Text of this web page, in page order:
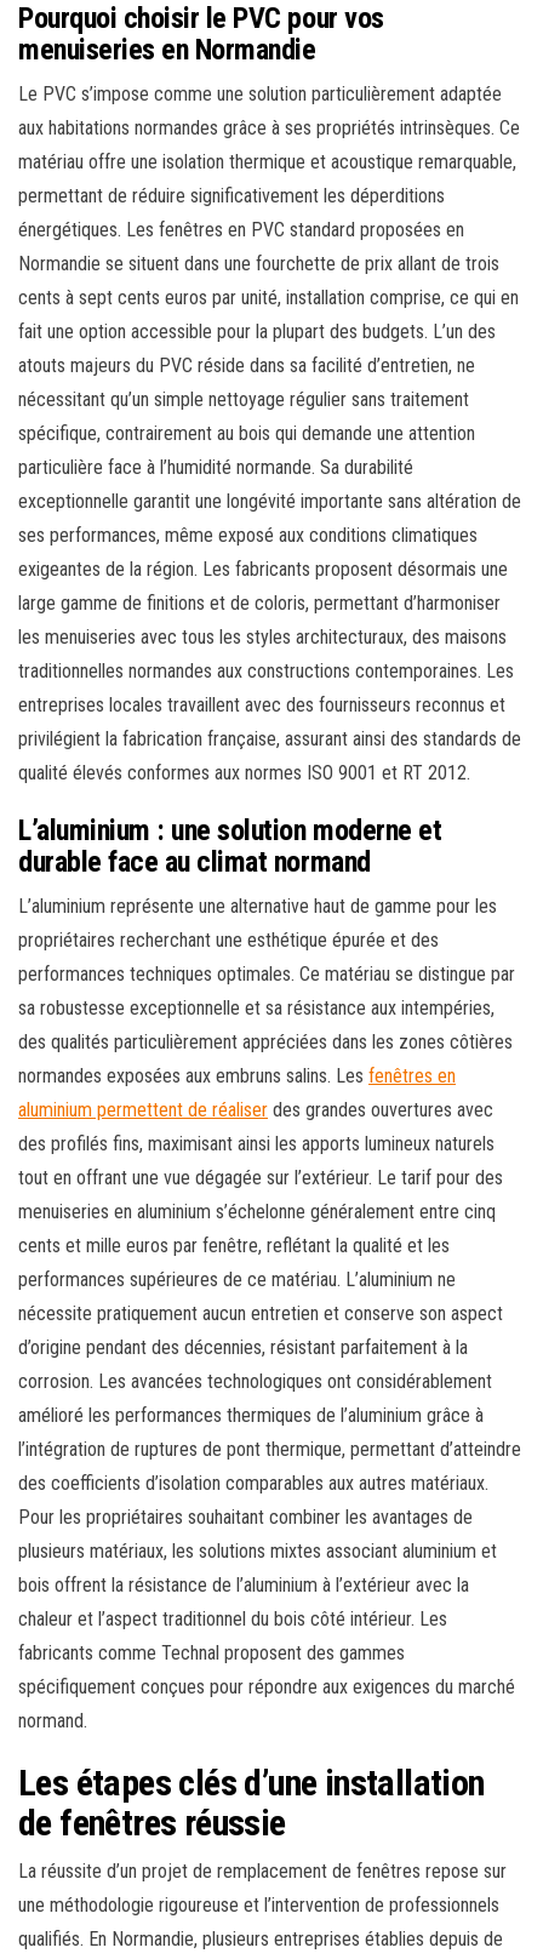
Pourquoi choisir le PVC pour vos
menuiseries en Normandie
Le PVC s’impose comme une solution particulièrement adaptée
aux habitations normandes grâce à ses propriétés intrinsèques. Ce
matériau offre une isolation thermique et acoustique remarquable,
permettant de réduire significativement les déperditions
énergétiques. Les fenêtres en PVC standard proposées en
Normandie se situent dans une fourchette de prix allant de trois
cents à sept cents euros par unité, installation comprise, ce qui en
fait une option accessible pour la plupart des budgets. L’un des
atouts majeurs du PVC réside dans sa facilité d’entretien, ne
nécessitant qu’un simple nettoyage régulier sans traitement
spécifique, contrairement au bois qui demande une attention
particulière face à l’humidité normande. Sa durabilité
exceptionnelle garantit une longévité importante sans altération de
ses performances, même exposé aux conditions climatiques
exigeantes de la région. Les fabricants proposent désormais une
large gamme de finitions et de coloris, permettant d’harmoniser
les menuiseries avec tous les styles architecturaux, des maisons
traditionnelles normandes aux constructions contemporaines. Les
entreprises locales travaillent avec des fournisseurs reconnus et
privilégient la fabrication française, assurant ainsi des standards de
qualité élevés conformes aux normes ISO 9001 et RT 2012.
L’aluminium : une solution moderne et
durable face au climat normand
L’aluminium représente une alternative haut de gamme pour les
propriétaires recherchant une esthétique épurée et des
performances techniques optimales. Ce matériau se distingue par
sa robustesse exceptionnelle et sa résistance aux intempéries,
des qualités particulièrement appréciées dans les zones côtières
normandes exposées aux embruns salins. Les fenêtres en
aluminium permettent de réaliser des grandes ouvertures avec
des profilés fins, maximisant ainsi les apports lumineux naturels
tout en offrant une vue dégagée sur l’extérieur. Le tarif pour des
menuiseries en aluminium s’échelonne généralement entre cinq
cents et mille euros par fenêtre, reflétant la qualité et les
performances supérieures de ce matériau. L’aluminium ne
nécessite pratiquement aucun entretien et conserve son aspect
d’origine pendant des décennies, résistant parfaitement à la
corrosion. Les avancées technologiques ont considérablement
amélioré les performances thermiques de l’aluminium grâce à
l’intégration de ruptures de pont thermique, permettant d’atteindre
des coefficients d’isolation comparables aux autres matériaux.
Pour les propriétaires souhaitant combiner les avantages de
plusieurs matériaux, les solutions mixtes associant aluminium et
bois offrent la résistance de l’aluminium à l’extérieur avec la
chaleur et l’aspect traditionnel du bois côté intérieur. Les
fabricants comme Technal proposent des gammes
spécifiquement conçues pour répondre aux exigences du marché
normand.
Les étapes clés d’une installation
de fenêtres réussie
La réussite d’un projet de remplacement de fenêtres repose sur
une méthodologie rigoureuse et l’intervention de professionnels
qualifiés. En Normandie, plusieurs entreprises établies depuis de